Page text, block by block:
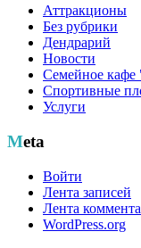
Аттракционы
Без рубрики
Дендрарий
Новости
Семейное кафе
Спортивные
Услуги
Meta
Войти
Лента записей
Лента
WordPress.org